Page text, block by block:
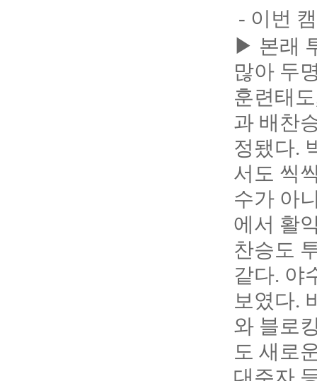
- 이번
▶ 본래
많아 두
훈련태
과 배찬
정됐다.
서도 씩
수가 아
에서 활
찬승도
같다. 야
보였다.
와 블로
도 새로